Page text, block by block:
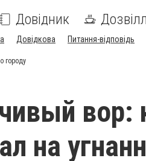
Довідник
Довідкова Питання-відповідь
городу
вор:
на